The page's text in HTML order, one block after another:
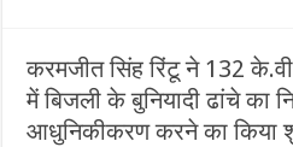
करमजीत सिंह रिंटू ने 132 के.वी
में बिजली के बुनियादी ढांचे का
आधुनिकीकरण करने का किया